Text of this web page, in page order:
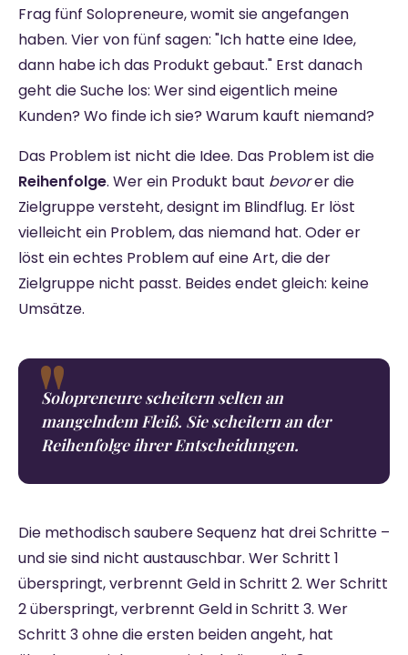
Frag fünf Solopreneure, womit sie angefangen
haben. Vier von fünf sagen: "Ich hatte eine Idee,
dann habe ich das Produkt gebaut." Erst danach
geht die Suche los: Wer sind eigentlich meine
Kunden? Wo finde ich sie? Warum kauft niemand?
Das Problem ist nicht die Idee. Das Problem ist die
Reihenfolge. Wer ein Produkt baut bevorer die
Zielgruppe versteht, designt im Blindflug. Er löst
vielleicht ein Problem, das niemand hat. Oder er
löst ein echtes Problem auf eine Art, die der
Zielgruppe nicht passt. Beides endet gleich: keine
Umsätze.
Solopreneure scheitern selten an
mangelndem Fleiß. Sie scheitern an der
Reihenfolge ihrer Entscheidungen.
Die methodisch saubere Sequenz hat drei Schritte –
und sie sind nicht austauschbar. Wer Schritt 1
überspringt, verbrennt Geld in Schritt 2. Wer Schritt
2 überspringt, verbrennt Geld in Schritt 3. Wer
Schritt 3 ohne die ersten beiden angeht, hat